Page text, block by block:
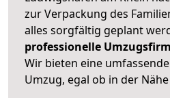
zur Verpackung des
alles sorgfältig geplant
professionelle
Wir bieten eine umfassende
Umzug, egal ob in der